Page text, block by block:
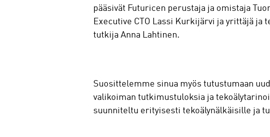
pääsivät Futuricen perustaja ja omistaja
Executive CTO Lassi Kurkijärvi ja yrittäjä ja
tutkija Anna Lahtinen.
Suosittelemme sinua myös tutustumaan
valikoiman tutkimustuloksia ja
suunniteltu erityisesti tekoälynälkäisille ja